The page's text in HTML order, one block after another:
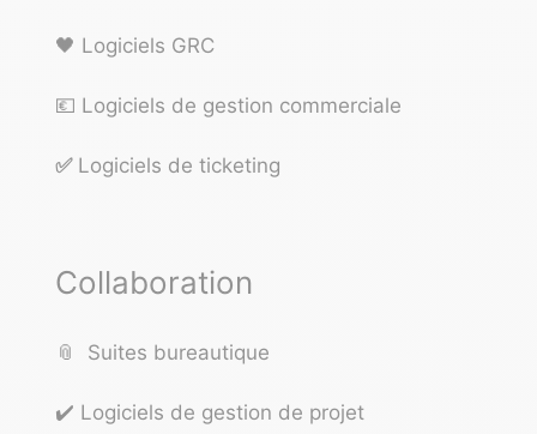
🖤 Logiciels GRC
💶 Logiciels de gestion commerciale
✅ Logiciels de ticketing
Collaboration
📎 Suites bureautique
✔️ Logiciels de gestion de projet